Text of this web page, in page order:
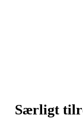
Særligt